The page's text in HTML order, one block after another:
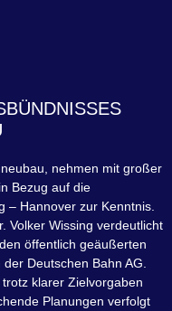
nehmen mit großer
Bezug auf die
– Hannover zur Kenntnis.
Volker Wissing verdeutlicht
öffentlich geäußerten
Deutschen Bahn AG.
klarer Zielvorgaben
Planungen verfolgt